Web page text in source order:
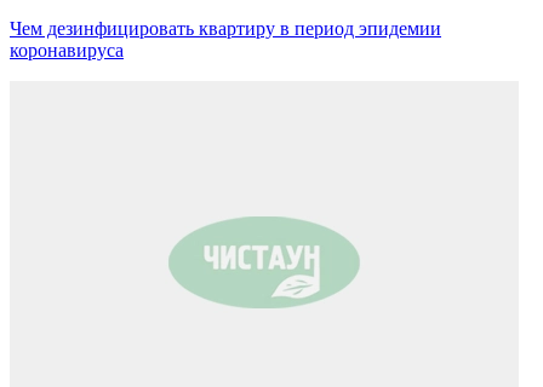
Чем дезинфицировать квартиру в период эпидемии
коронавируса